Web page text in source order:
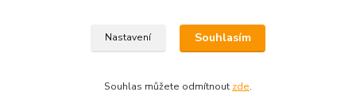
Nastavení Souhlasím
Souhlas můžete odmítnout zde.